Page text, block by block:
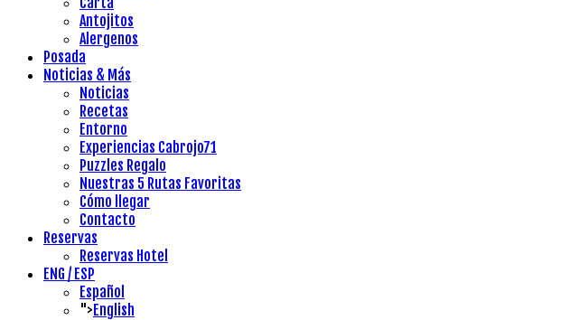
Antojitos
Alergenos
Posada
Noticias & Más
Noticias
Recetas
Entorno
Experiencias Cabrojo71
Puzzles Regalo
Nuestras 5 Rutas Favoritas
Cómo llegar
Contacto
Reservas
Reservas Hotel
ENG / ESP
Español
"> English